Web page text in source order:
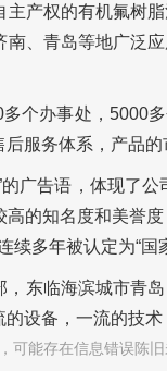
产权的有机氟树
、青岛等地广泛
个办事处，5000
服务体系，产品
广告语，体现了
的知名度和美誉
多年被认定为“国
东临海滨城市青
设备，一流的技
可能存在信息错误陈